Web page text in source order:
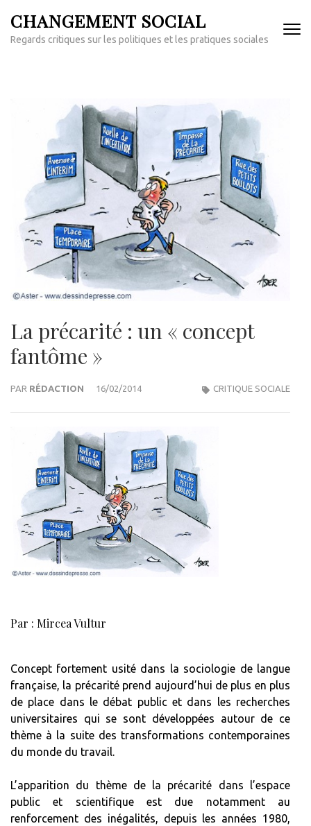
au
contenu
CHANGEMENT SOCIAL
Regards critiques sur les politiques et les pratiques sociales
La précarité : un « concept
fantôme »
PAR RÉDACTION 16/02/2014 CRITIQUE SOCIALE
Par : Mircea Vultur
Concept fortement usité dans la sociologie de langue
française, la précarité prend aujourd’hui de plus en plus
de place dans le débat public et dans les recherches
universitaires qui se sont développées autour de ce
thème à la suite des transformations contemporaines
du monde du travail.
L’apparition du thème de la précarité dans l’espace
public et scientifique est due notamment au
renforcement des inégalités, depuis les années 1980,